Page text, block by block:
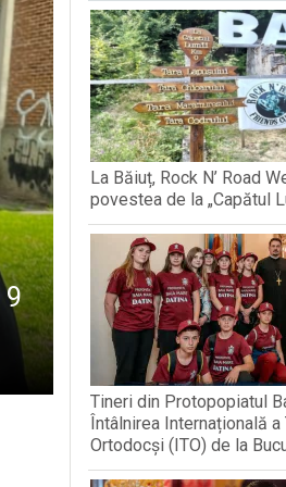
Sofronie Perța
lansare de carte și
BREB
9
La Băiuț, Rock N’ Road
povestea de la „Capătul
Tineri din Protopopiatul
Întâlnirea Internațională
Ortodocși (ITO) de la